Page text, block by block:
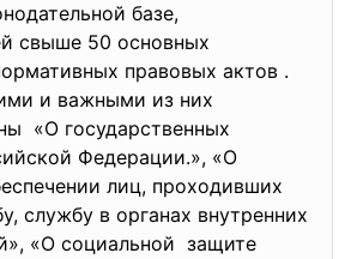
базе,
свыше 50 основных
правовых актов .
и важными из них
«О государственных
Федерации.», «О
лиц, проходивших
службу в органах внутренних
«О социальной защите